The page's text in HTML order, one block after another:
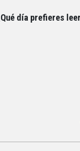
día prefieres